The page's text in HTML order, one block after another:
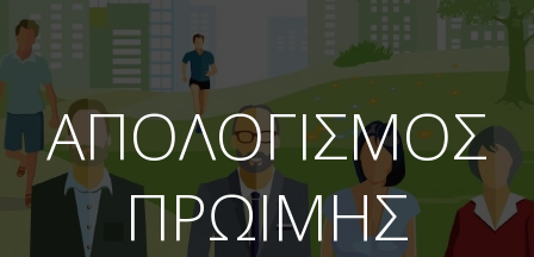
ΑΠΟΛΟΓΙΣΜΟΣ
ΠΡΩΙΜΗΣ